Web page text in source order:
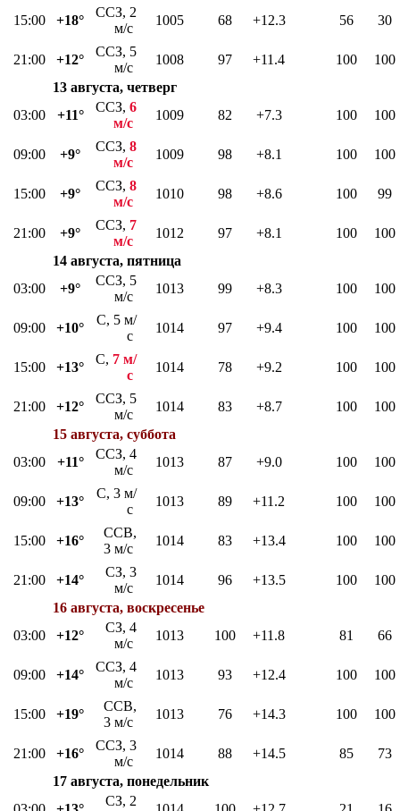
15:00 +18°
ССЗ, 2
м/с
1005 68 +12.3 56 30
21:00 +12°
ССЗ, 5
м/с
1008 97 +11.4 100
100
13 августа, четверг
03:00
+11°
ССЗ, 6
м/с
1009 82 +7.3 100 100
09:00 +9°
ССЗ, 8
м/с
1009 98 +8.1 100 100
15:00 +9°
ССЗ, 8
м/с
1010 98 +8.6 100 99
21:00 +9°
ССЗ, 7
м/с
1012 97 +8.1 100
100
14 августа, пятница
03:00
+9°
ССЗ, 5
м/с
1013 99 +8.3 100 100
09:00 +10°
С, 5 м/
с
1014 97 +9.4 100 100
15:00 +13°
С, 7 м/
с
1014 78 +9.2 100 100
21:00 +12°
ССЗ, 5
м/с
1014 83 +8.7 100
100
15 августа, суббота
03:00
+11°
ССЗ, 4
м/с
1013 87 +9.0 100 100
09:00 +13°
С, 3 м/
с
1013 89 +11.2 100 100
15:00 +16°
ССВ,
3 м/с
1014 83 +13.4 100 100
21:00 +14°
СЗ, 3
м/с
1014 96 +13.5 100
100
16 августа, воскресенье
03:00
+12°
СЗ, 4
м/с
1013 100 +11.8 81 66
09:00 +14°
ССЗ, 4
м/с
1013 93 +12.4 100 100
15:00 +19°
ССВ,
3 м/с
1013 76 +14.3 100 100
21:00 +16°
ССЗ, 3
м/с
1014 88 +14.5 85
73
17 августа, понедельник
СЗ, 2